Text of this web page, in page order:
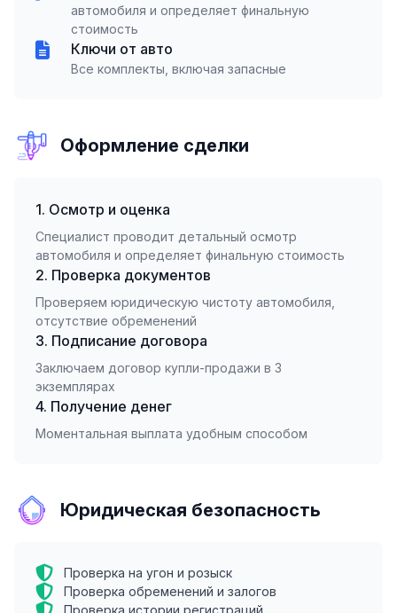
автомобиля и определяет финальную
стоимость
Ключи от авто
Все комплекты, включая запасные
Оформление сделки
1. Осмотр и оценка
Специалист проводит детальный осмотр
автомобиля и определяет финальную стоимость
2. Проверка документов
Проверяем юридическую чистоту автомобиля,
отсутствие обременений
3. Подписание договора
Заключаем договор купли-продажи в 3
экземплярах
4. Получение денег
Моментальная выплата удобным способом
Юридическая безопасность
Проверка на угон и розыск
Проверка обременений и залогов
Проверка истории регистраций